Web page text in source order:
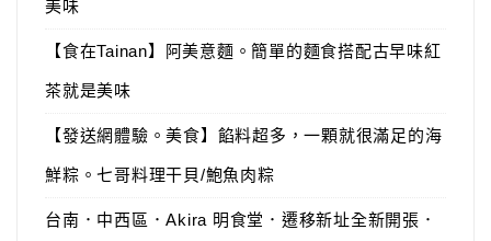
美味
【食在Tainan】阿美意麵。簡單的麵食搭配古早味紅
茶就是美味
【發送網體驗。美食】餡料超多，一顆就很滿足的海
鮮粽。七哥料理干貝/鮑魚肉粽
台南．中西區．Akira 明食堂．遷移新址全新開張．